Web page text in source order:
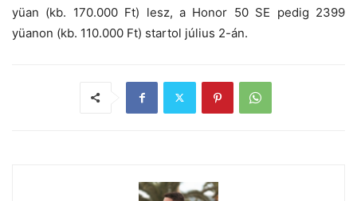
yüan (kb. 170.000 Ft) lesz, a Honor 50 SE pedig 2399
yüanon (kb. 110.000 Ft) startol július 2-án.